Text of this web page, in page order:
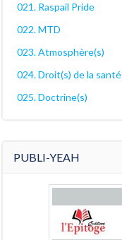
021. Raspail Pride
022. MTD
023. Atmosphère(s)
024. Droit(s) de la santé
025. Doctrine(s)
PUBLI-YEAH